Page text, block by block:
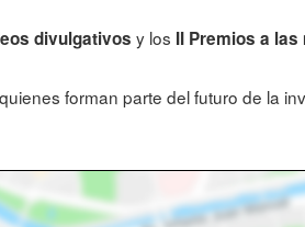
divulgativos y los II Premios a las
forman parte del futuro de la